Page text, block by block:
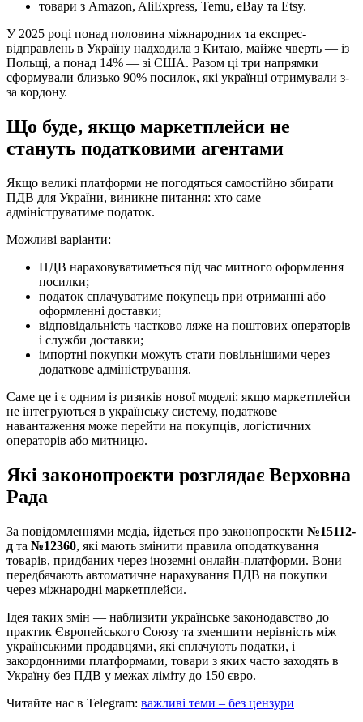
товари з Amazon, AliExpress, Temu, eBay та Etsy.
У 2025 році понад половина міжнародних та експрес-
відправлень в Україну надходила з Китаю, майже чверть — із
Польщі, а понад 14% — зі США. Разом ці три напрямки
сформували близько 90% посилок, які українці отримували з-
за кордону.
Що буде, якщо маркетплейси не
стануть податковими агентами
Якщо великі платформи не погодяться самостійно збирати
ПДВ для України, виникне питання: хто саме
адмініструватиме податок.
Можливі варіанти:
ПДВ нараховуватиметься під час митного оформлення
посилки;
податок сплачуватиме покупець при отриманні або
оформленні доставки;
відповідальність частково ляже на поштових операторів
і служби доставки;
імпортні покупки можуть стати повільнішими через
додаткове адміністрування.
Саме це і є одним із ризиків нової моделі: якщо маркетплейси
не інтегруються в українську систему, податкове
навантаження може перейти на покупців, логістичних
операторів або митницю.
Які законопроєкти розглядає Верховна
Рада
За повідомленнями медіа, йдеться про законопроєкти №15112-
д та №12360, які мають змінити правила оподаткування
товарів, придбаних через іноземні онлайн-платформи. Вони
передбачають автоматичне нарахування ПДВ на покупки
через міжнародні маркетплейси.
Ідея таких змін — наблизити українське законодавство до
практик Європейського Союзу та зменшити нерівність між
українськими продавцями, які сплачують податки, і
закордонними платформами, товари з яких часто заходять в
Україну без ПДВ у межах ліміту до 150 євро.
Читайте нас в Telegram: важливі теми – без цензури